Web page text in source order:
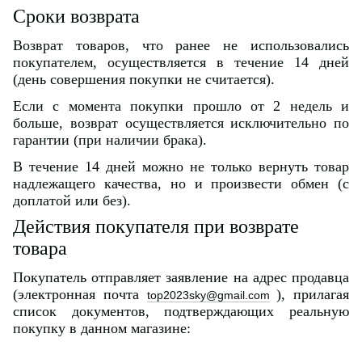
Сроки возврата
Возврат товаров, что ранее не использовались
покупателем, осуществляется в течение 14 дней
(день совершения покупки не считается).
Если с момента покупки прошло от 2 недель и
больше, возврат осуществляется исключительно по
гарантии (при наличии брака).
В течение 14 дней можно не только вернуть товар
надлежащего качества, но и произвести обмен (с
доплатой или без).
Действия покупателя при возврате
товара
Покупатель отправляет заявление на адрес продавца
(электронная почта
top2023sky@gmail.com ), прилагая
список документов, подтверждающих реальную
покупку в данном магазине: